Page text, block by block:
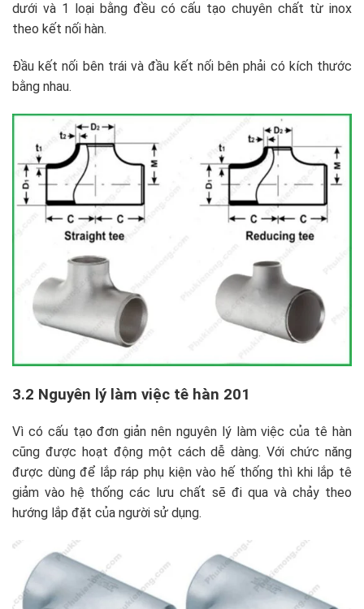
dưới và 1 loại bằng đều có cấu tạo chuyên chất từ inox
theo kết nối hàn.
Đầu kết nối bên trái và đầu kết nối bên phải có kích thước
bằng nhau.
3.2 Nguyên lý làm việc tê hàn 201
Vì có cấu tạo đơn giản nên nguyên lý làm việc của tê hàn
cũng được hoạt động một cách dễ dàng. Với chức năng
được dùng để lắp ráp phụ kiện vào hế thống thì khi lắp tê
giảm vào hệ thống các lưu chất sẽ đi qua và chảy theo
hướng lắp đặt của người sử dụng.